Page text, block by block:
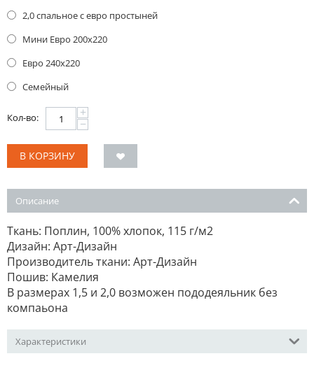
2,0 спальное с евро простыней
Мини Евро 200x220
Евро 240x220
Семейный
Кол-во: +
−
В КОРЗИНУ
Описание
Ткань: Поплин, 100% хлопок, 115 г/м2
Дизайн: Арт-Дизайн
Производитель ткани: Арт-Дизайн
Пошив: Камелия
В размерах 1,5 и 2,0 возможен пододеяльник без
компаьона
Характеристики